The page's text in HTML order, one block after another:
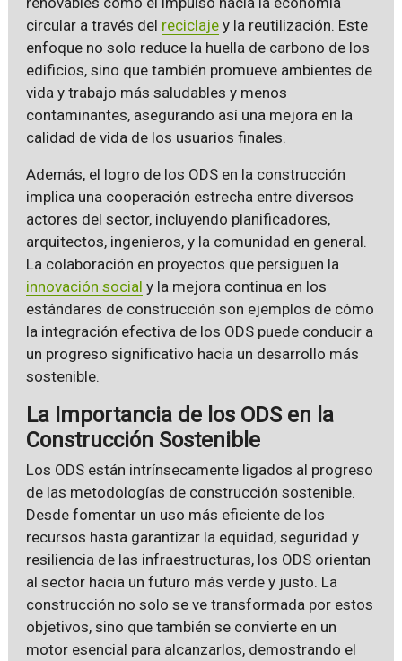
circular a través del reciclajey la reutilización. Este
enfoque no solo reduce la huella de carbono de los
edificios, sino que también promueve ambientes de
vida y trabajo más saludables y menos
contaminantes, asegurando así una mejora en la
calidad de vida de los usuarios finales.
Además, el logro de los ODS en la construcción
implica una cooperación estrecha entre diversos
actores del sector, incluyendo planificadores,
arquitectos, ingenieros, y la comunidad en general.
La colaboración en proyectos que persiguen la
innovación social y la mejora continua en los
estándares de construcción son ejemplos de cómo
la integración efectiva de los ODS puede conducir a
un progreso significativo hacia un desarrollo más
sostenible.
La Importancia de los ODS en la
Construcción Sostenible
Los ODS están intrínsecamente ligados al progreso
de las metodologías de construcción sostenible.
Desde fomentar un uso más eficiente de los
recursos hasta garantizar la equidad, seguridad y
resiliencia de las infraestructuras, los ODS orientan
al sector hacia un futuro más verde y justo. La
construcción no solo se ve transformada por estos
objetivos, sino que también se convierte en un
motor esencial para alcanzarlos, demostrando el